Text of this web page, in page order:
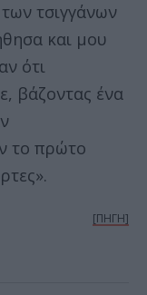
τσιγγάνων
και μου
ότι
βάζοντας ένα
το πρώτο
[ΠΗΓΗ]